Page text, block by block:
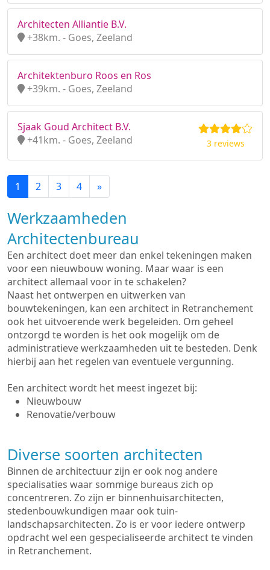
Architecten Alliantie B.V.
+38km. - Goes, Zeeland
Architektenburo Roos en Ros
+39km. - Goes, Zeeland
Sjaak Goud Architect B.V.
+41km. - Goes, Zeeland
3 reviews
1 2 3 4 »
Werkzaamheden
Architectenbureau
Een architect doet meer dan enkel tekeningen maken
voor een nieuwbouw woning. Maar waar is een
architect allemaal voor in te schakelen?
Naast het ontwerpen en uitwerken van
bouwtekeningen, kan een architect in Retranchement
ook het uitvoerende werk begeleiden. Om geheel
ontzorgd te worden is het ook mogelijk om de
administratieve werkzaamheden uit te besteden. Denk
hierbij aan het regelen van eventuele vergunning.
Een architect wordt het meest ingezet bij:
Nieuwbouw
Renovatie/verbouw
Diverse soorten architecten
Binnen de architectuur zijn er ook nog andere
specialisaties waar sommige bureaus zich op
concentreren. Zo zijn er binnenhuisarchitecten,
stedenbouwkundigen maar ook tuin-
landschapsarchitecten. Zo is er voor iedere ontwerp
opdracht wel een gespecialiseerde architect te vinden
in Retranchement.